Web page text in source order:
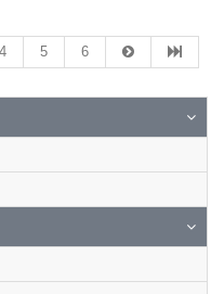
4 5 6